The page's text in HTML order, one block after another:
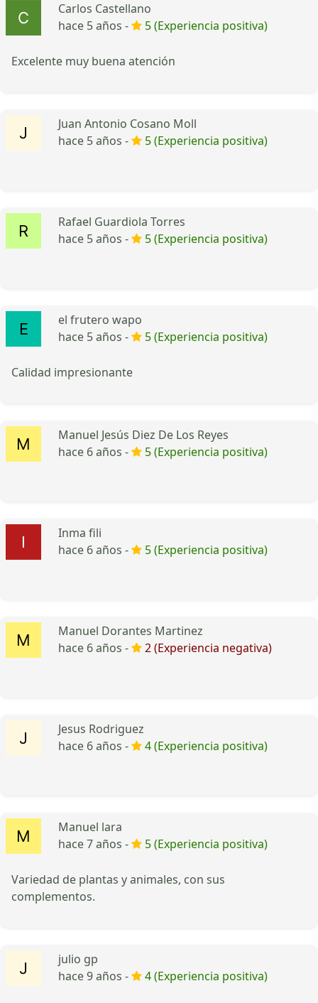
Carlos Castellano
hace 5 años -
5 (Experiencia positiva)
Excelente muy buena atención
Juan Antonio Cosano Moll
hace 5 años -
5 (Experiencia positiva)
Rafael Guardiola Torres
hace 5 años -
5 (Experiencia positiva)
el frutero wapo
hace 5 años -
5 (Experiencia positiva)
Calidad impresionante
Manuel Jesús Diez De Los Reyes
hace 6 años -
5 (Experiencia positiva)
Inma fili
hace 6 años -
5 (Experiencia positiva)
Manuel Dorantes Martinez
hace 6 años -
2 (Experiencia negativa)
Jesus Rodriguez
hace 6 años -
4 (Experiencia positiva)
Manuel lara
hace 7 años -
5 (Experiencia positiva)
Variedad de plantas y animales, con sus
complementos.
julio gp
hace 9 años -
4 (Experiencia positiva)